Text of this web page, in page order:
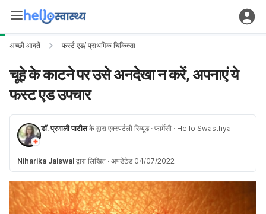
अच्छी आदतें फर्स्ट एड/ प्राथमिक चिकित्सा
चूहे के काटने पर उसे अनदेखा न करें, अपनाएं ये
फस्ट एड उपचार
डॉ. प्रणाली पाटीलके द्वारा एक्स्पर्टली रिव्यूड · फार्मेसी · Hello Swasthya
Niharika Jaiswal द्वारा लिखित · अपडेटेड 04/07/2022